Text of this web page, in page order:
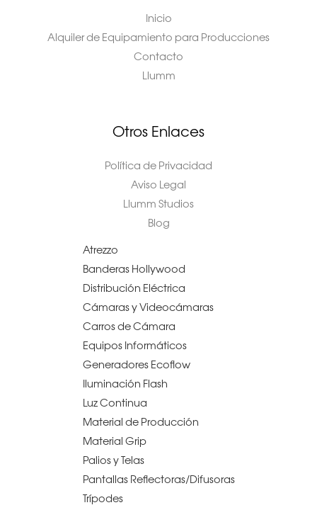
Inicio
Alquiler de Equipamiento para Producciones
Contacto
Llumm
Otros Enlaces
Política de Privacidad
Aviso Legal
Llumm Studios
Blog
Atrezzo
Banderas Hollywood
Distribución Eléctrica
Cámaras y Videocámaras
Carros de Cámara
Equipos Informáticos
Generadores Ecoflow
Iluminación Flash
Luz Continua
Material de Producción
Material Grip
Palios y Telas
Pantallas Reflectoras/Difusoras
Trípodes